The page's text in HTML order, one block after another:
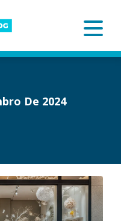
De 2024